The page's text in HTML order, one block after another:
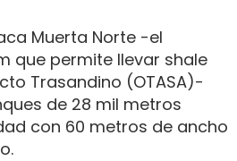
Muerta Norte -el
que permite llevar shale
Trasandino (OTASA)-
de 28 mil metros
con 60 metros de ancho